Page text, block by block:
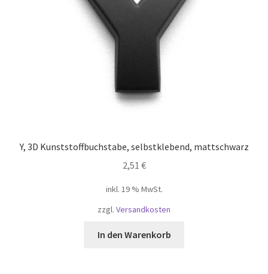
Y, 3D Kunststoffbuchstabe, selbstklebend, mattschwarz
2,51 €
inkl. 19 % MwSt.
zzgl. Versandkosten
In den Warenkorb